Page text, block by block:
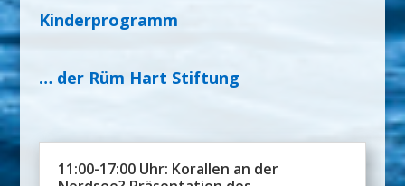
Kinderprogramm
… der Rüm Hart Stiftung
11:00-17:00 Uhr: Korallen an der